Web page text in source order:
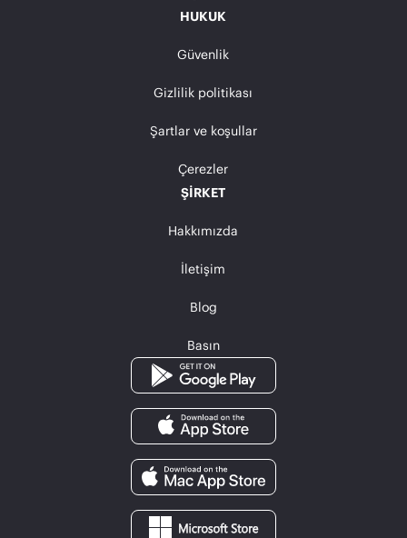
HUKUK
Güvenlik
Gizlilik politikası
Şartlar ve koşullar
Çerezler
ŞIRKET
Hakkımızda
İletişim
Blog
Basın